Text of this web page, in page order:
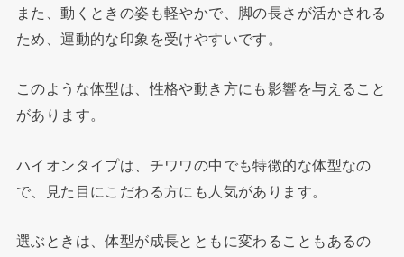
また、動くときの姿も軽やかで、脚の長さが活かされる
ため、運動的な印象を受けやすいです。
このような体型は、性格や動き方にも影響を与えること
があります。
ハイオンタイプは、チワワの中でも特徴的な体型なの
で、見た目にこだわる方にも人気があります。
選ぶときは、体型が成長とともに変わることもあるの